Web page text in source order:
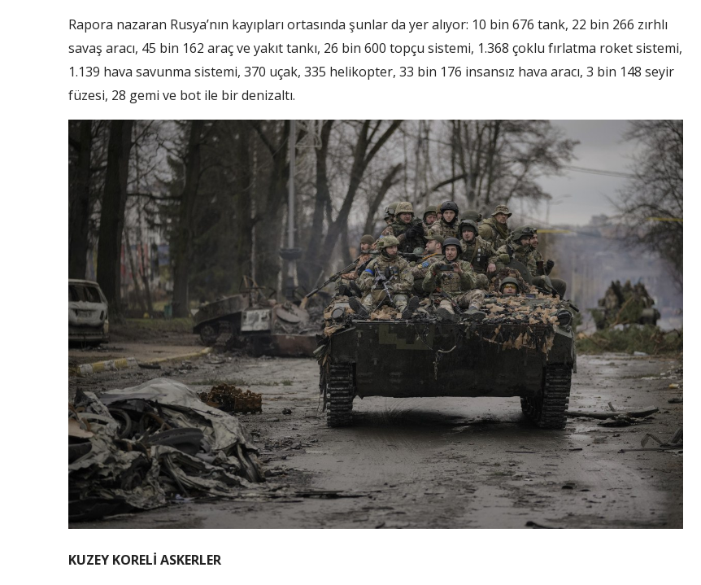
Rapora nazaran Rusya’nın kayıpları ortasında şunlar da yer alıyor: 10 bin 676 tank, 22 bin 266 zırhlı
savaş aracı, 45 bin 162 araç ve yakıt tankı, 26 bin 600 topçu sistemi, 1.368 çoklu fırlatma roket sistemi,
1.139 hava savunma sistemi, 370 uçak, 335 helikopter, 33 bin 176 insansız hava aracı, 3 bin 148 seyir
füzesi, 28 gemi ve bot ile bir denizaltı.
KUZEY KORELİ ASKERLER